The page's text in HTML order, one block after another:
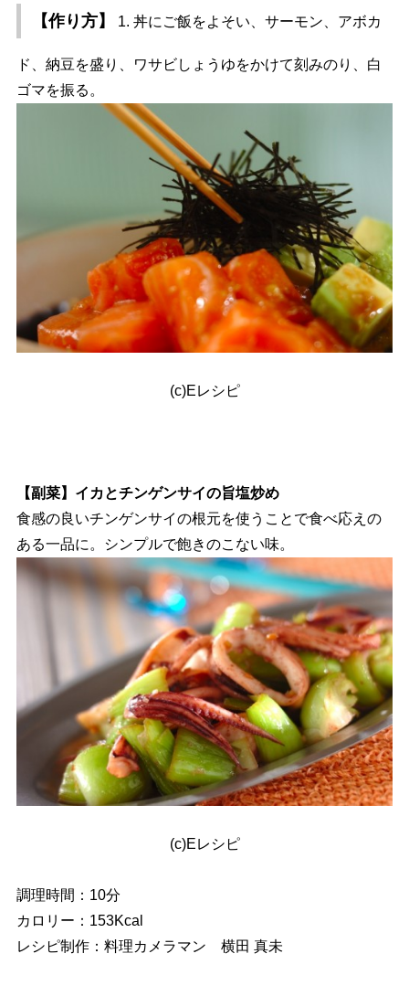
【作り方】 1. 丼にご飯をよそい、サーモン、アボカ
ド、納豆を盛り、ワサビしょうゆをかけて刻みのり、白
ゴマを振る。
(c)Eレシピ
【副菜】イカとチンゲンサイの旨塩炒め
食感の良いチンゲンサイの根元を使うことで食べ応えの
ある一品に。シンプルで飽きのこない味。
(c)Eレシピ
調理時間：10分
カロリー：153Kcal
レシピ制作：料理カメラマン 横田 真未